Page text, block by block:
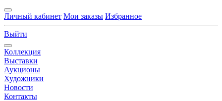
Личный кабинет Мои заказы Избранное
Выйти
Коллекция
Выставки
Аукционы
Художники
Новости
Контакты